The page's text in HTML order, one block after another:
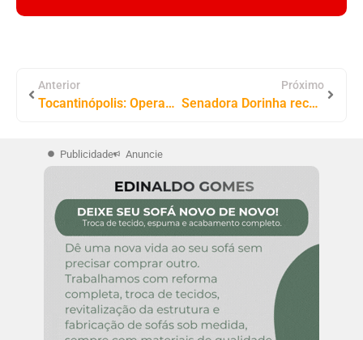
Anterior
Tocantinópolis: Operação Trígono Resulta em Prisão de Mulher Durante Investida Contra o Tráfico de Drogas
Próximo
Senadora Dorinha recebe ministra Simone Tebet para debater estratégias de desenvolvimento regional e turismo na CDR
Publicidade Anuncie